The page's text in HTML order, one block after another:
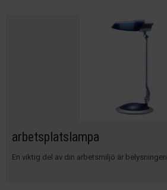
arbetsplatslampa
En viktig del av din arbetsmiljö är belysningen